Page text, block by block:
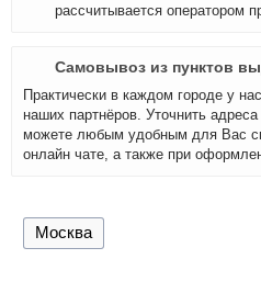
рассчитывается оператором
Самовывоз из пунктов
Практически в каждом городе у
наших партнёров. Уточнить
можете любым удобным для Вас
онлайн чате, а также при
Москва